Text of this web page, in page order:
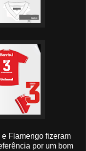
Flamengo fizeram
por um bom